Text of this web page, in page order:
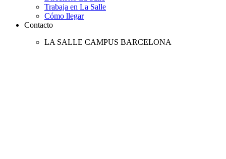
Trabaja en La Salle
Cómo llegar
Contacto
LA SALLE CAMPUS BARCELONA